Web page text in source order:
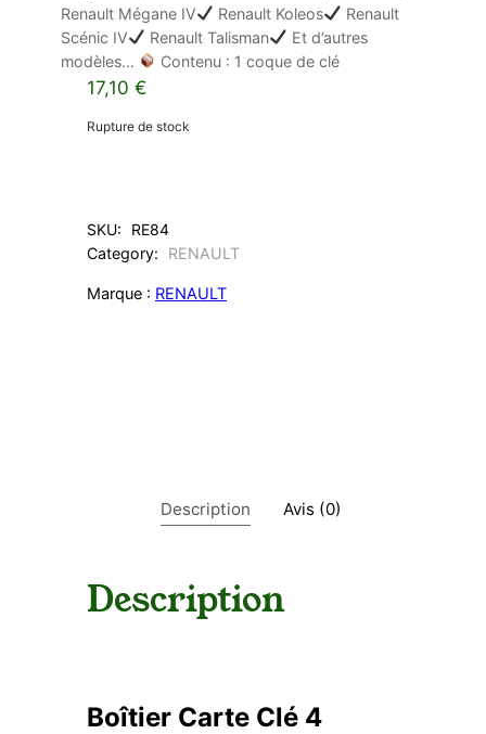
Renault Mégane IV
Renault Koleos
Renault
Scénic IV
Renault Talisman
Et d’autres
modèles…
Contenu : 1 coque de clé
17,10 €
Rupture de stock
SKU:
RE84
Category:
RENAULT
Marque : RENAULT
Description Avis (0)
Description
Boîtier Carte Clé 4